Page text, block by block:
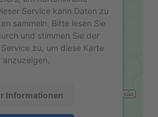
Service kann Daten zu
sammeln. Bitte lesen Sie
und stimmen Sie der
zu, um diese Karte
anzuzeigen.
Informationen